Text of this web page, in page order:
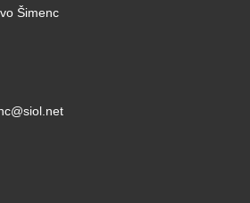
Šimenc